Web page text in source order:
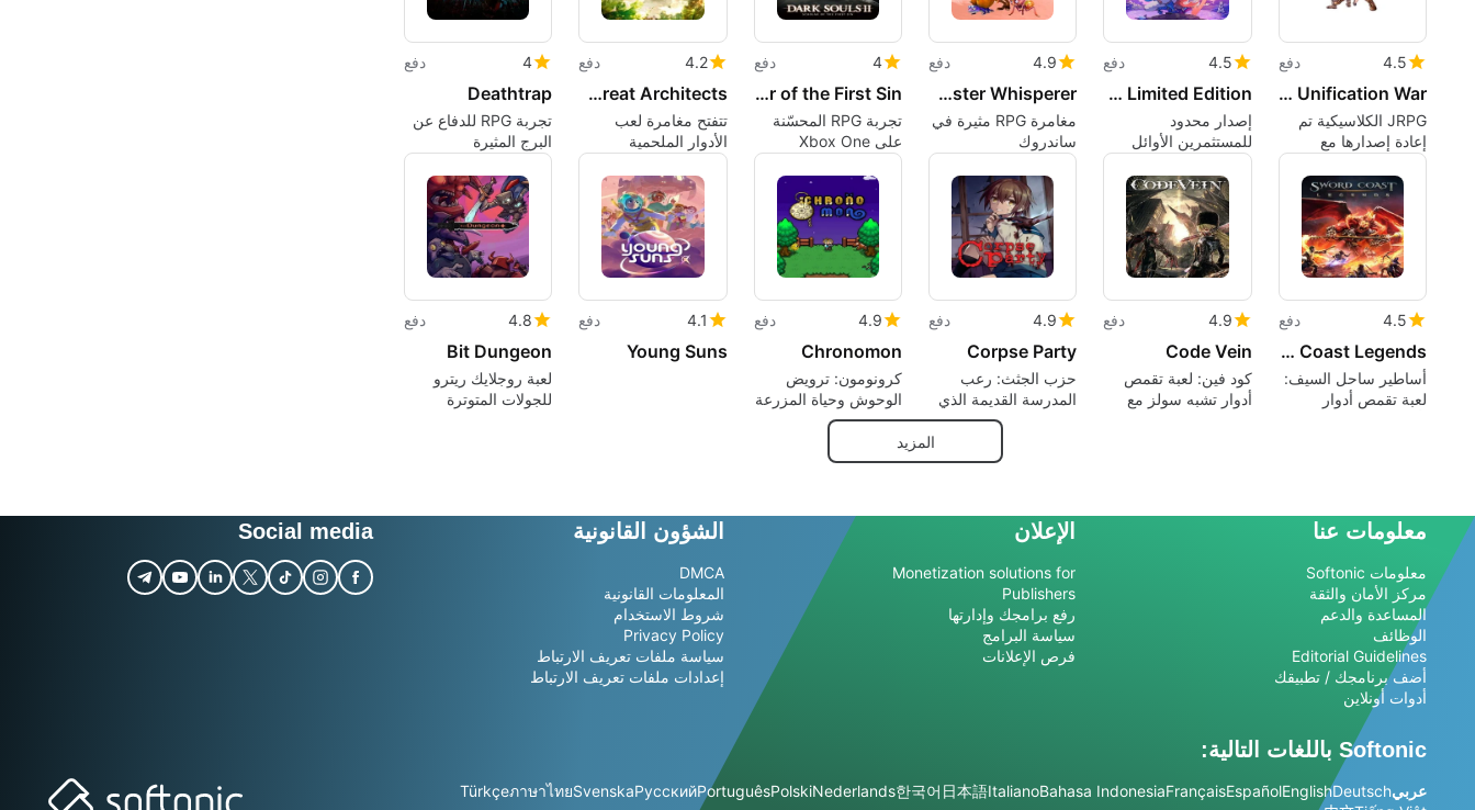
4.5 دفع
Suikoden II HD Remaster: Dunan Unification War
JRPG الكلاسيكية تم
إعادة إصدارها مع
معارك سينمائية
ومخاطر سياسية
4.5 دفع
Sea of Stars: Early Backer Limited Edition
إصدار محدود
للمستثمرين الأوائل
الكلاسيكية في Sea of
Stars
4.9 دفع
My Time at Sandrock: Monster Whisperer
مغامرة RPG مثيرة في
ساندروك
4 دفع
Dark Souls II: Scholar of the First Sin
تجربة RPG المحسّنة
على Xbox One
4.2 دفع
Pier Solar and the Great Architects
تتفتح مغامرة لعب
الأدوار الملحمية
4 دفع
Deathtrap
تجربة RPG للدفاع عن
البرج المثيرة
4.5 دفع
Sword Coast Legends
أساطير ساحل السيف:
لعبة تقمص أدوار
4.9 دفع
Code Vein
كود فين: لعبة تقمص
أدوار تشبه سولز مع
4.9 دفع
Corpse Party
حزب الجثث: رعب
المدرسة القديمة الذي
يعاقب الاختيارات
4.9 دفع
Chronomon
كرونومون: ترويض
الوحوش وحياة المزرعة
عبر عالم مدمر في عام
2417
4.1 دفع
Young Suns
4.8 دفع
Bit Dungeon
لعبة روجلايك ريترو
للجولات المتوترة
المزيد
معلومات عنا
معلومات Softonic
مركز الأمان والثقة
المساعدة والدعم
الوظائف
Editorial Guidelines
أضف برنامجك / تطبيقك
أدوات أونلاين
الإعلان
Monetization solutions for
Publishers
رفع برامجك وإدارتها
سياسة البرامج
فرص الإعلانات
الشؤون القانونية
DMCA
المعلومات القانونية
شروط الاستخدام
Privacy Policy
سياسة ملفات تعريف الارتباط
إعدادات ملفات تعريف الارتباط
Social media
Softonic باللغات التالية:
عربيDeutsch
English
Español
Français
Bahasa Indonesia
Italiano
日本語
한국어
Nederlands
Polski
Português
Русский
Svenska
ภาษาไทย
Türkçe